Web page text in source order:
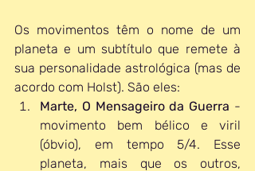
Os movimentos têm o nome de um
planeta e um subtítulo que remete à
sua personalidade astrológica (mas de
acordo com Holst). São eles:
Marte, O Mensageiro da Guerra -
movimento bem bélico e viril
(óbvio), em tempo 5/4. Esse
planeta, mais que os outros,